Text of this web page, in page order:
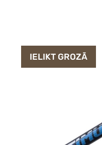
IELIKT GROZĀ